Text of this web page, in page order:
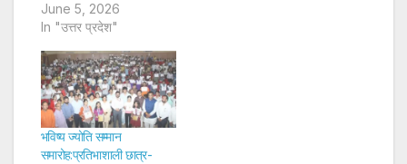
June 5, 2026
In "उत्तर प्रदेश"
भविष्य ज्योति सम्मान
समारोह:प्रतिभाशाली छात्र-